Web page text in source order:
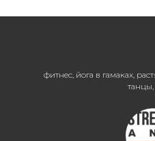
фитнес, йога в гамаках,
танцы,